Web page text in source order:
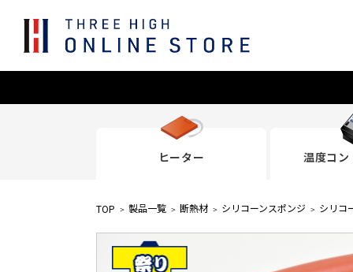
ヒーター 温度コ
TOP 製品一覧 断熱材 シリコーンスポンジ シリコ